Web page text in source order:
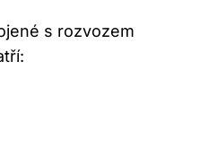
s rozvozem